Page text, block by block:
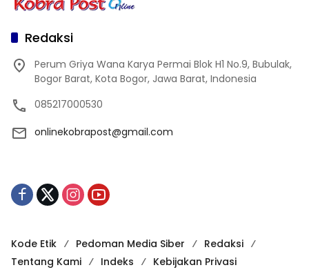
Redaksi
Perum Griya Wana Karya Permai Blok H1 No.9, Bubulak,
Bogor Barat, Kota Bogor, Jawa Barat, Indonesia
085217000530
onlinekobrapost@gmail.com
Kode Etik Pedoman Media Siber
Redaksi
Tentang Kami
Indeks Kebijakan Privasi